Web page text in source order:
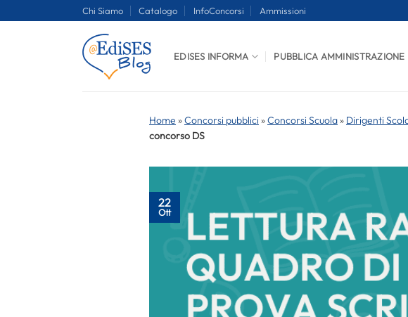
Chi Siamo Catalogo InfoConcorsi Ammissioni
EDISES INFORMA PUBBLICA AMMINISTRAZIONE
Home »Concorsi pubblici »Concorsi Scuola » Dirigenti
concorso DS
22
Ott